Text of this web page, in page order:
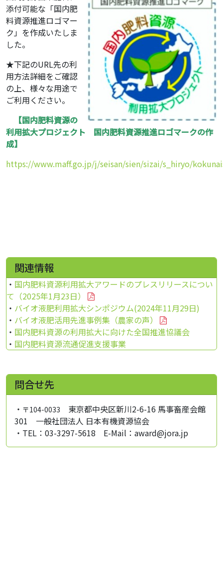
添付可能な「国内肥
料資源推進ロゴマー
ク」を作成いたしま
した。
★下記のURL先の利
用方法詳細をご確認
の上、様々な用途で
ご利用ください。
【国内肥料資源の
利用拡大プロジェクト 国内肥料資源推進ロゴマークの作
成】
https://www.maff.go.jp/j/seisan/sien/sizai/s_hiryo/
関連情報
・ 国内肥料資源利用拡大アワードのプレスリリースについ
て（2025年1月23日）
・ バイオ液肥利用拡大シンポジウム(2024年11月29日)
・ バイオ液肥活用先進事例集（農家の声）
・ 国内肥料資源の利用拡大に向けた全国推進協議会
・ 国内肥料資源流通促進支援事業
問合せ先
・ 〒104-0033
東京都中央区新川2-6-16 馬事畜産会館
301 一般社団法人 日本有機資源協会
・TEL：03-3297-5618 E-Mail：award@jora.jp